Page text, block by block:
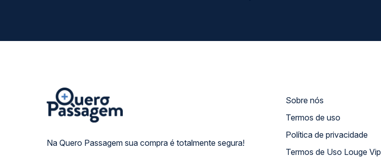
Na Quero Passagem sua compra é totalmente segura!
Sobre nós
Termos de uso
Política de privacidade
Termos de Uso Louge Vip